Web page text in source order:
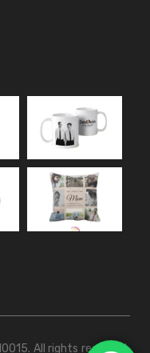
All rights reserved.